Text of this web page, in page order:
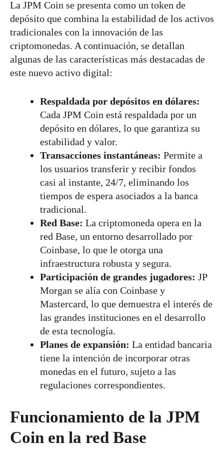
La JPM Coin se presenta como un token de
depósito que combina la estabilidad de los activos
tradicionales con la innovación de las
criptomonedas. A continuación, se detallan
algunas de las características más destacadas de
este nuevo activo digital:
Respaldada por depósitos en dólares:
Cada JPM Coin está respaldada por un
depósito en dólares, lo que garantiza su
estabilidad y valor.
Transacciones instantáneas: Permite a
los usuarios transferir y recibir fondos
casi al instante, 24/7, eliminando los
tiempos de espera asociados a la banca
tradicional.
Red Base: La criptomoneda opera en la
red Base, un entorno desarrollado por
Coinbase, lo que le otorga una
infraestructura robusta y segura.
Participación de grandes jugadores: JP
Morgan se alía con Coinbase y
Mastercard, lo que demuestra el interés de
las grandes instituciones en el desarrollo
de esta tecnología.
Planes de expansión: La entidad bancaria
tiene la intención de incorporar otras
monedas en el futuro, sujeto a las
regulaciones correspondientes.
Funcionamiento de la JPM
Coin en la red Base